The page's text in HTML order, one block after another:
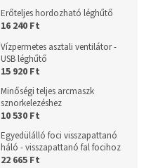
Erőteljes hordozható léghűtő
16 240 Ft
Vízpermetes asztali ventilátor -
USB léghűtő
15 920 Ft
Minőségi teljes arcmaszk
sznorkelezéshez
10 530 Ft
Egyedülálló foci visszapattanó
háló - visszapattanó fal focihoz
22 665 Ft